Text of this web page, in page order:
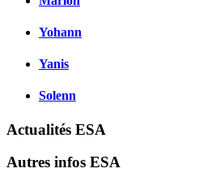
Yohann
Yanis
Solenn
Actualités ESA
Autres infos ESA